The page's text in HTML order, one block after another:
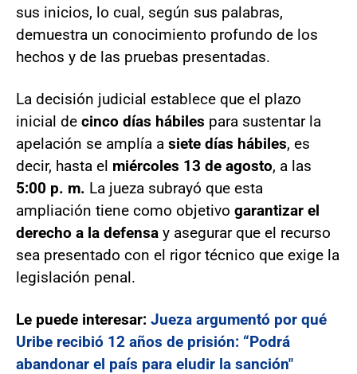
sus inicios, lo cual, según sus palabras,
demuestra un conocimiento profundo de los
hechos y de las pruebas presentadas.
La decisión judicial establece que el plazo
inicial de cinco días hábiles para sustentar la
apelación se amplía a siete días hábiles, es
decir, hasta el miércoles 13 de agosto, a las
5:00 p. m. La jueza subrayó que esta
ampliación tiene como objetivo garantizar el
derecho a la defensa y asegurar que el recurso
sea presentado con el rigor técnico que exige la
legislación penal.
Le puede interesar: Jueza argumentó por qué
Uribe recibió 12 años de prisión: “Podrá
abandonar el país para eludir la sanción"